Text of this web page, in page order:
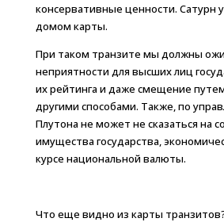
консервативные ценности. Сатурн
домом карты.
При таком транзите мы должны
неприятности для высших лиц
их рейтинга и даже смещение
другими способами. Также, по
Плутона не может не сказаться на
имущества государства,
курсе национальной валюты.
Что еще видно из карты